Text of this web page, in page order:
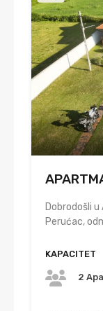
Dobrodošli
Perućac,
KAPACITET
2